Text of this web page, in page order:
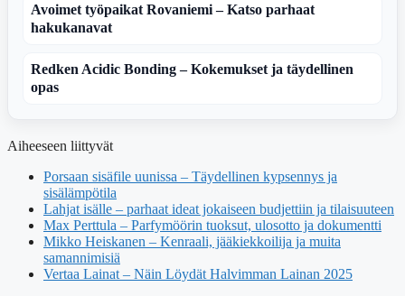
Avoimet työpaikat Rovaniemi – Katso parhaat
hakukanavat
Redken Acidic Bonding – Kokemukset ja täydellinen
opas
Aiheeseen liittyvät
Porsaan sisäfile uunissa – Täydellinen kypsennys ja
sisälämpötila
Lahjat isälle – parhaat ideat jokaiseen budjettiin ja tilaisuuteen
Max Perttula – Parfymöörin tuoksut, ulosotto ja dokumentti
Mikko Heiskanen – Kenraali, jääkiekkoilija ja muita
samannimisiä
Vertaa Lainat – Näin Löydät Halvimman Lainan 2025